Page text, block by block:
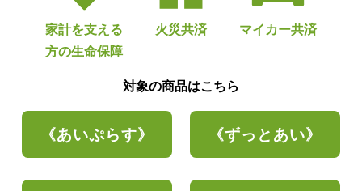
家計を支える
方の生命保障
火災共済 マイカー共済
対象の商品はこちら
《あいぷらす》 《ずっとあい》